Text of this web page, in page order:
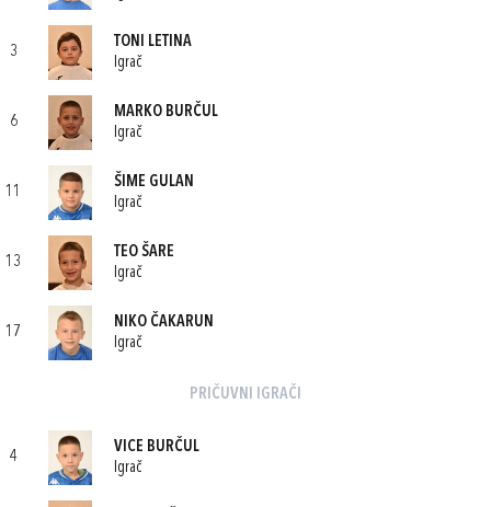
3
TONI LETINA
Igrač
6
MARKO BURČUL
Igrač
11
ŠIME GULAN
Igrač
13
TEO ŠARE
Igrač
17
NIKO ČAKARUN
Igrač
PRIČUVNI IGRAČI
4
VICE BURČUL
Igrač